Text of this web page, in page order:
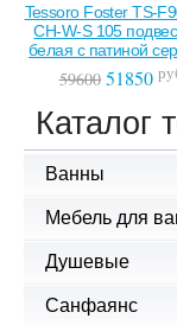
Каталог
Ванны
Чугунные ванны
Акриловые ванны
Ванны из литого
Мебель для
Тумбы с раковиной
Душевые
Душевые кабины,
Санфаянс
Tessoro Foster TS-
CH-W-S 105
белая с патиной
5960051850